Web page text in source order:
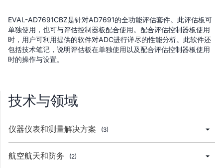
EVAL-AD7691CBZ是针对AD7691的全功能评估套件。此评估板可
单独使用，也可与评估控制器板配合使用。配合评估控制器板使用
时，用户可利用提供的软件对ADC进行详尽的性能分析。此软件还
包括技术笔记，说明评估板在单独使用以及配合评估控制器板使用
时的操作与设置。
技术与领域
仪器仪表和测量解决方案 (3)
航空航天和防务 (2)